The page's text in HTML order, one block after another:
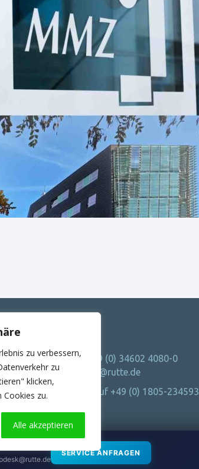
zu verbessern,
zu
klicken,
Cookies zu.
Alle akzeptieren
Telefon: +49 (0) 34602 4080-0
E-Mail: info@rutte.de
24Std. Notruf +49 (0) 1805-234593
GmbH. SERVICE ANFRAGEN